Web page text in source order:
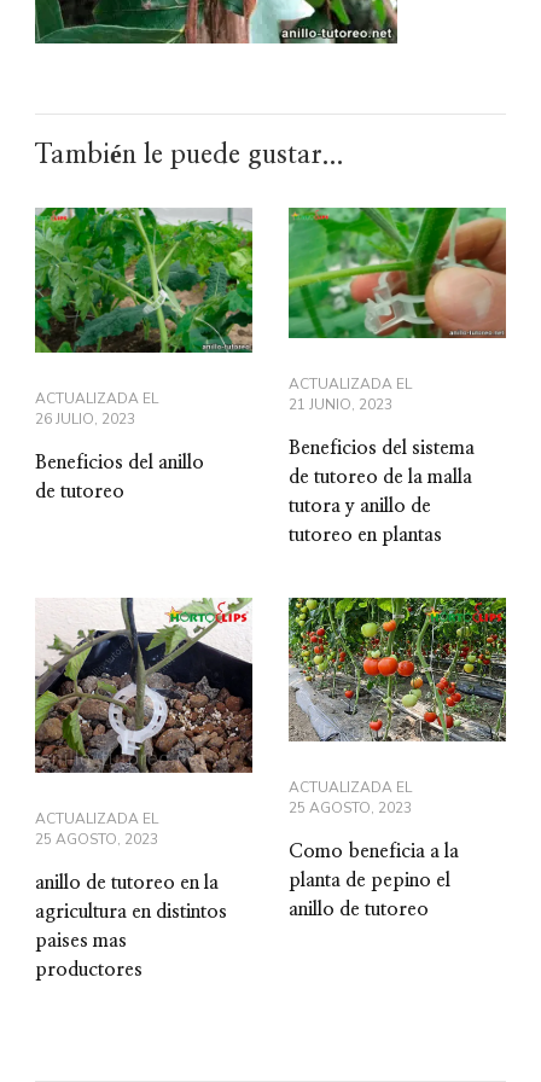
También le puede gustar...
ACTUALIZADA EL
26 JULIO, 2023
Beneficios del anillo
de tutoreo
ACTUALIZADA EL
21 JUNIO, 2023
Beneficios del sistema
de tutoreo de la malla
tutora y anillo de
tutoreo en plantas
ACTUALIZADA EL
25 AGOSTO, 2023
anillo de tutoreo en la
agricultura en distintos
paises mas
productores
ACTUALIZADA EL
25 AGOSTO, 2023
Como beneficia a la
planta de pepino el
anillo de tutoreo